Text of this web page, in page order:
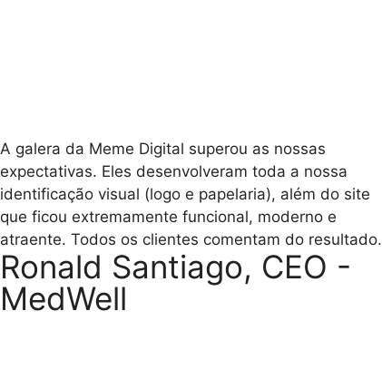
A galera da Meme Digital superou as nossas
expectativas. Eles desenvolveram toda a nossa
identificação visual (logo e papelaria), além do site
que ficou extremamente funcional, moderno e
atraente. Todos os clientes comentam do resultado.
Ronald Santiago, CEO -
MedWell